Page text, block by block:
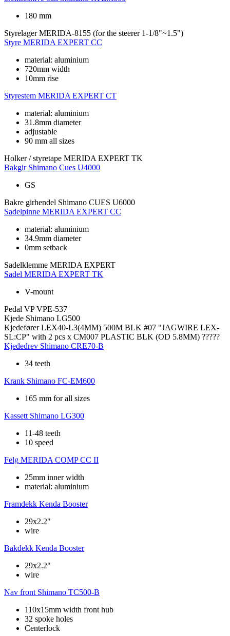
180 mm
Styrelager MERIDA-8155 (for the steerer 1-1/8"~1.5")
Styre MERIDA EXPERT CC
material: aluminium
720mm width
10mm rise
Styrestem MERIDA EXPERT CT
material: aluminium
31.8mm diameter
adjustable
90 mm all sizes
Holker / styretape MERIDA EXPERT TK
Bakgir Shimano Cues U4000
GS
Bakre girhendel Shimano CUES U6000
Sadelpinne MERIDA EXPERT CC
material: aluminium
34.9mm diameter
0mm setback
Sadelklemme MERIDA EXPERT
Sadel MERIDA EXPERT TK
V-mount
Pedal VP VPE-537
Kjede Shimano LG500
Kjedefører LEX40-L3(4MM) 500M BLK #07 "JAGWIRE LEX-
SL:CP" with 2 pcs x CM007 PLASTIC BLK (OD 5.8MM) ?????
Kjededrev Shimano CRE70-B
34 teeth
Krank Shimano FC-EM600
165 mm for all sizes
Kassett Shimano LG300
11-48 teeth
10 speed
Felg MERIDA COMP CC II
25mm inner width
material: aluminium
Framdekk Kenda Booster
29x2.2"
wire
Bakdekk Kenda Booster
29x2.2"
wire
Nav front Shimano TC500-B
110x15mm width front hub
32 spoke holes
Centerlock